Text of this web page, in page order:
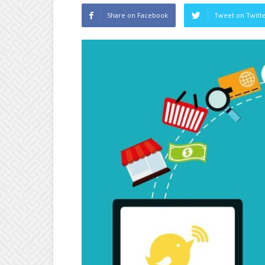
Share on Facebook Tweet on